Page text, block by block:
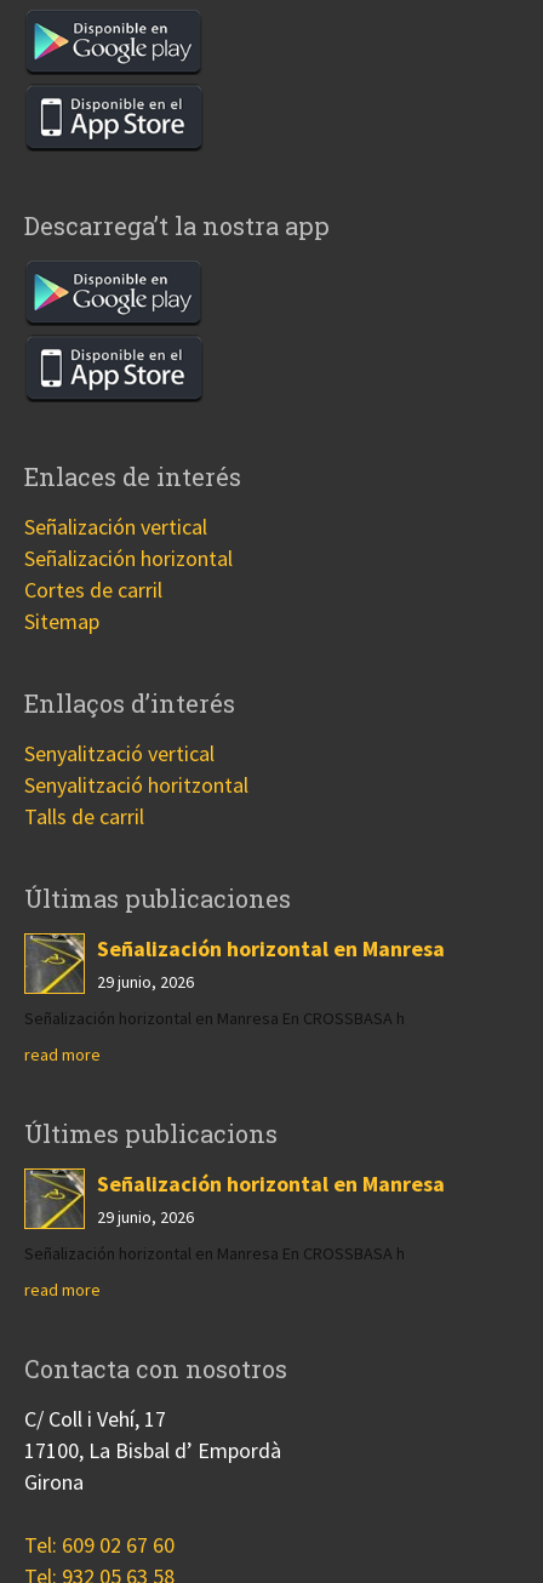
Descarrega’t la nostra app
Enlaces de interés
Señalización vertical
Señalización horizontal
Cortes de carril
Sitemap
Enllaços d’interés
Senyalització vertical
Senyalització horitzontal
Talls de carril
Últimas publicaciones
Señalización horizontal en Manresa
29 junio, 2026
Señalización horizontal en Manresa En CROSSBASA h
read more
Últimes publicacions
Señalización horizontal en Manresa
29 junio, 2026
Señalización horizontal en Manresa En CROSSBASA h
read more
Contacta con nosotros
C/ Coll i Vehí, 17
17100, La Bisbal d’ Empordà
Girona
Tel: 609 02 67 60
Tel: 932 05 63 58